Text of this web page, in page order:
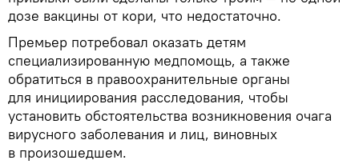
дозе вакцины от кори, что недостаточно.
Премьер потребовал оказать детям
специализированную медпомощь, а также
обратиться в правоохранительные органы
для инициирования расследования, чтобы
установить обстоятельства возникновения очага
вирусного заболевания и лиц, виновных
в произошедшем.